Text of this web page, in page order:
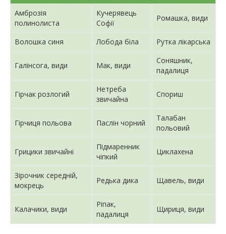
Амброзія
полинолиста
Кучерявець
Софії
Ромашка, види
Волошка синя Лобода біла Рутка лікарська
Галінсога, види Мак, види
Соняшник,
падалиця
Гірчак розлогий
Нетреба
звичайна
Спориш
Гірчиця польова Паслін чорний
Талабан
польовий
Грицики звичайні
Підмаренник
чіпкий
Циклахена
Зірочник середній,
мокрець
Редька дика Щавель, види
Калачики, види
Ріпак,
падалиця
Щириця, види